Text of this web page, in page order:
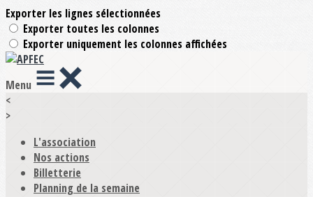
Exporter les lignes sélectionnées
Exporter toutes les colonnes
Exporter uniquement les colonnes affichées
Menu
<
>
L'association
Nos actions
Billetterie
Planning de la semaine